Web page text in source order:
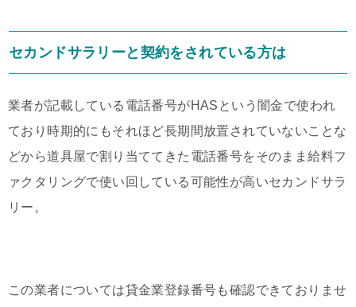
セカンドサラリーと契約をされている方は
業者が記載している電話番号がHASという闇金で使われ
ており時期的にもそれほど長期間放置されていないことな
どから道具屋で割り当ててきた電話番号をそのまま給料フ
ァクタリングで使い回している可能性が高いセカンドサラ
リー。
この業者については貸金業登録番号も確認できておりませ